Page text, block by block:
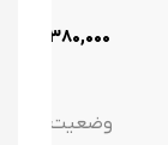
۳۸۰,۰۰۰
وضعیت:‌